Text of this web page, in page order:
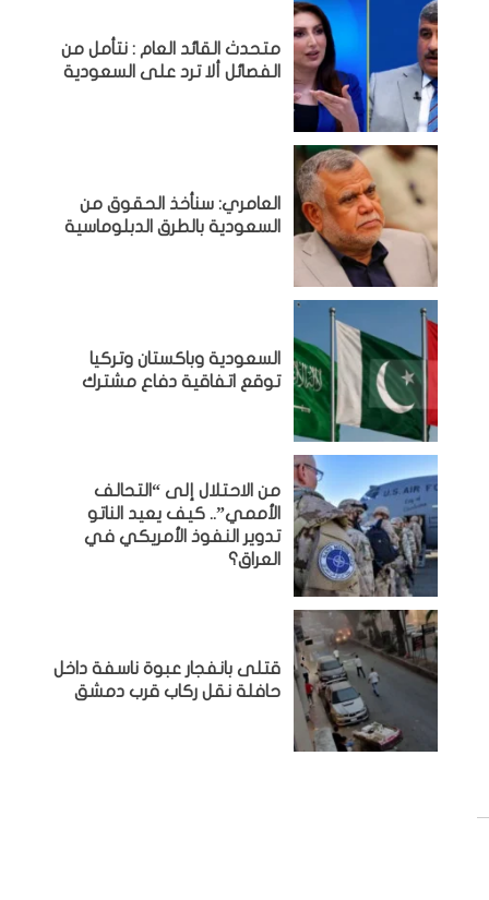
متحدث القائد العام : نتأمل من
الفصائل ألا ترد على السعودية
العامري: سنأخذ الحقوق من
السعودية بالطرق الدبلوماسية
السعودية وباكستان وتركيا
توقع اتفاقية دفاع مشترك
من الاحتلال إلى “التحالف
الأممي”.. كيف يعيد الناتو
تدوير النفوذ الأمريكي في
العراق؟
قتلى بانفجار عبوة ناسفة داخل
حافلة نقل ركاب قرب دمشق